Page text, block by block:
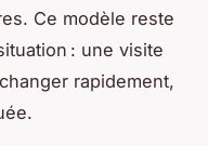
Ce modèle reste
: une visite
rapidement,